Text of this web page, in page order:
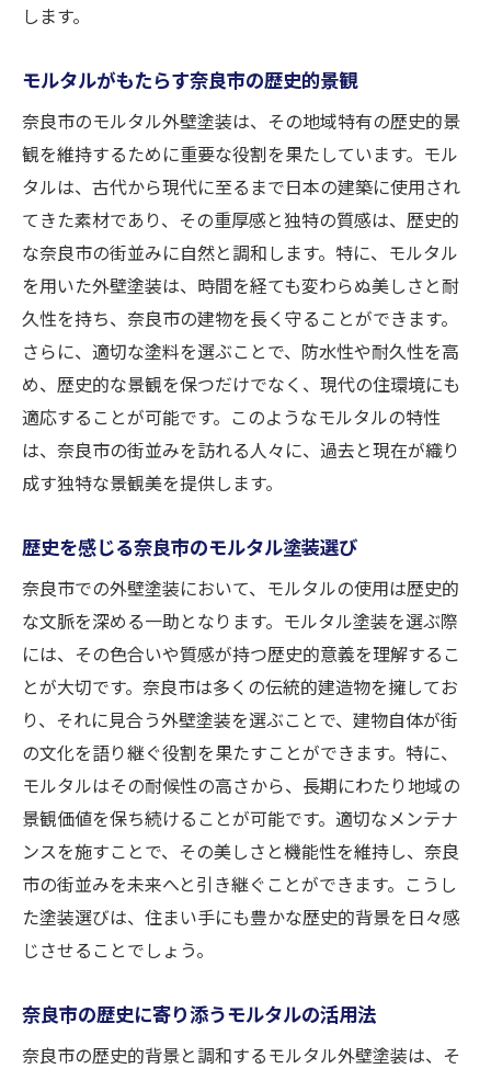
します。
モルタルがもたらす奈良市の歴史的景観
奈良市のモルタル外壁塗装は、その地域特有の歴史的景
観を維持するために重要な役割を果たしています。モル
タルは、古代から現代に至るまで日本の建築に使用され
てきた素材であり、その重厚感と独特の質感は、歴史的
な奈良市の街並みに自然と調和します。特に、モルタル
を用いた外壁塗装は、時間を経ても変わらぬ美しさと耐
久性を持ち、奈良市の建物を長く守ることができます。
さらに、適切な塗料を選ぶことで、防水性や耐久性を高
め、歴史的な景観を保つだけでなく、現代の住環境にも
適応することが可能です。このようなモルタルの特性
は、奈良市の街並みを訪れる人々に、過去と現在が織り
成す独特な景観美を提供します。
歴史を感じる奈良市のモルタル塗装選び
奈良市での外壁塗装において、モルタルの使用は歴史的
な文脈を深める一助となります。モルタル塗装を選ぶ際
には、その色合いや質感が持つ歴史的意義を理解するこ
とが大切です。奈良市は多くの伝統的建造物を擁してお
り、それに見合う外壁塗装を選ぶことで、建物自体が街
の文化を語り継ぐ役割を果たすことができます。特に、
モルタルはその耐候性の高さから、長期にわたり地域の
景観価値を保ち続けることが可能です。適切なメンテナ
ンスを施すことで、その美しさと機能性を維持し、奈良
市の街並みを未来へと引き継ぐことができます。こうし
た塗装選びは、住まい手にも豊かな歴史的背景を日々感
じさせることでしょう。
奈良市の歴史に寄り添うモルタルの活用法
奈良市の歴史的背景と調和するモルタル外壁塗装は、そ